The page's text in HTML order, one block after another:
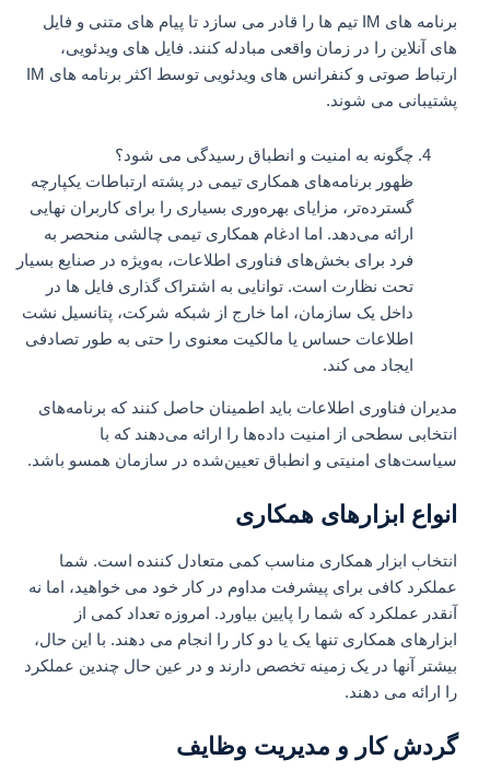
برنامه های IM تیم ها را قادر می سازد تا پیام های متنی و فایل
های آنلاین را در زمان واقعی مبادله کنند. فایل های ویدئویی،
ارتباط صوتی و کنفرانس های ویدئویی توسط اکثر برنامه های IM
پشتیبانی می شوند.
چگونه به امنیت و انطباق رسیدگی می شود؟
ظهور برنامه‌های همکاری تیمی در پشته ارتباطات یکپارچه
گسترده‌تر، مزایای بهره‌وری بسیاری را برای کاربران نهایی
ارائه می‌دهد. اما ادغام همکاری تیمی چالشی منحصر به
فرد برای بخش‌های فناوری اطلاعات، به‌ویژه در صنایع بسیار
تحت نظارت است. توانایی به اشتراک گذاری فایل ها در
داخل یک سازمان، اما خارج از شبکه شرکت، پتانسیل نشت
اطلاعات حساس یا مالکیت معنوی را حتی به طور تصادفی
ایجاد می کند.
مدیران فناوری اطلاعات باید اطمینان حاصل کنند که برنامه‌های
انتخابی سطحی از امنیت داده‌ها را ارائه می‌دهند که با
سیاست‌های امنیتی و انطباق تعیین‌شده در سازمان همسو باشد.
انواع ابزارهای همکاری
انتخاب ابزار همکاری مناسب کمی متعادل کننده است. شما
عملکرد کافی برای پیشرفت مداوم در کار خود می خواهید، اما نه
آنقدر عملکرد که شما را پایین بیاورد. امروزه تعداد کمی از
ابزارهای همکاری تنها یک یا دو کار را انجام می دهند. با این حال،
بیشتر آنها در یک زمینه تخصص دارند و در عین حال چندین عملکرد
را ارائه می دهند.
گردش کار و مدیریت وظایف